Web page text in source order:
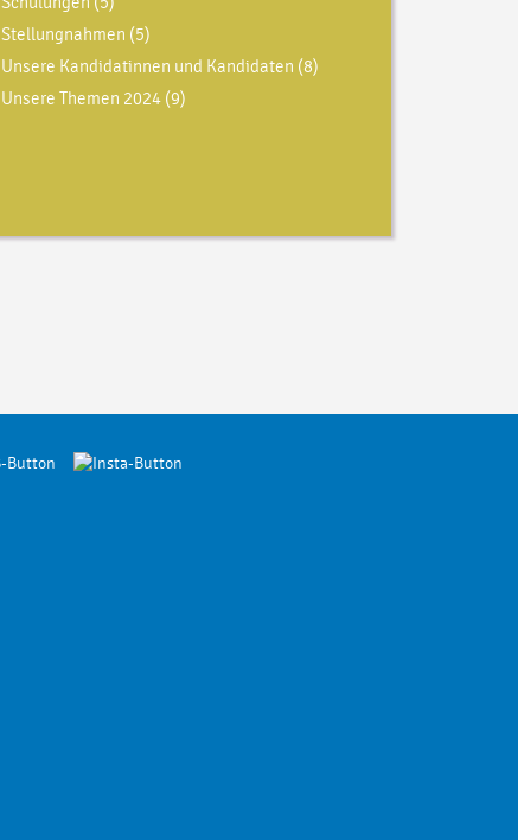
Stellungnahmen (5)
Unsere Kandidatinnen und Kandidaten (8)
Unsere Themen 2024 (9)